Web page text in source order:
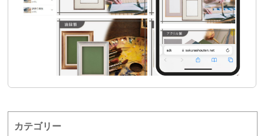
カテゴリー